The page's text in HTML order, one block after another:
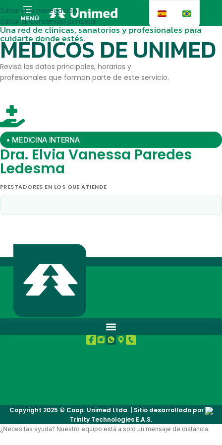
Saltar a la navegación
Saltar al contenido principal
MENÚ
Una red de clínicas, sanatorios y profesionales para
cuidarte donde estés.
MEDICOS DE UNIMED
Revisá los datos principales, horarios y
profesionales que forman parte de este servicio.
• MEDICINA INTERNA
Dra. Elvia Vanessa Paredes
Ledesma
PRESTADORES EN LOS QUE ATIENDE
Copyright 2025 © Coop. Unimed Ltda. | Sitio desarrollado por
Trinity Technologies E.A.S.
¿Necesitas ayuda? Nuestro equipo está a solo un mensaje de distancia.